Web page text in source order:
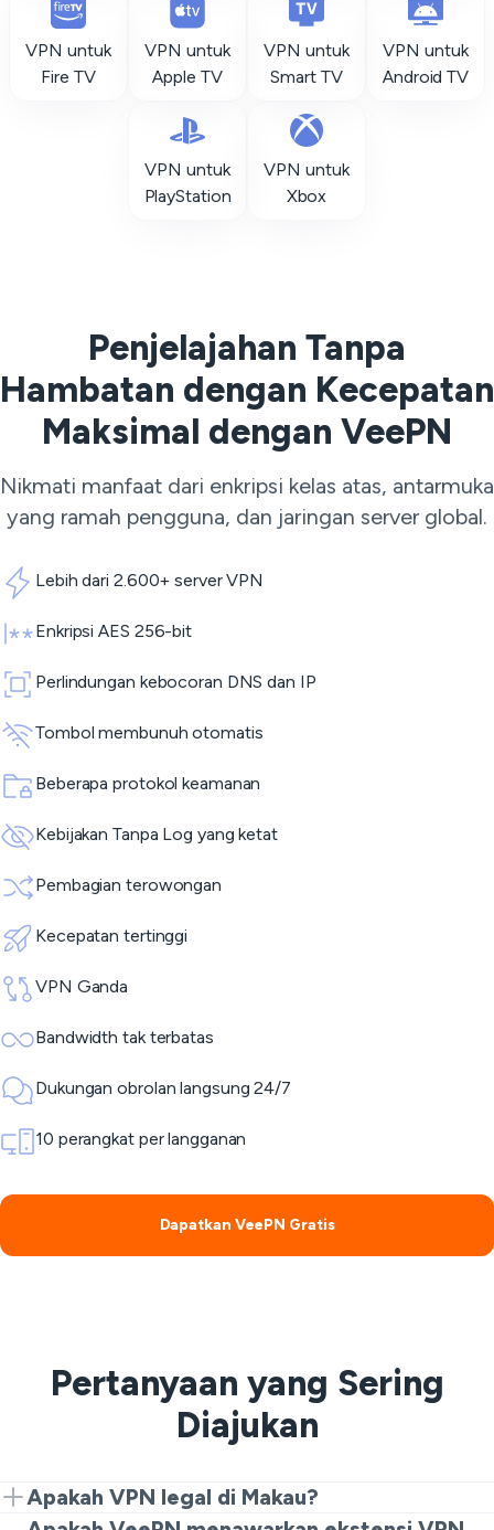
VPN untuk
Fire TV
VPN untuk
Apple TV
VPN untuk
Smart TV
VPN untuk
Android TV
VPN untuk
PlayStation
VPN untuk
Xbox
Penjelajahan Tanpa
Hambatan dengan Kecepatan
Maksimal dengan VeePN
Nikmati manfaat dari enkripsi kelas atas, antarmuka
yang ramah pengguna, dan jaringan server global.
Lebih dari 2.600+ server VPN
Enkripsi AES 256-bit
Perlindungan kebocoran DNS dan IP
Tombol membunuh otomatis
Beberapa protokol keamanan
Kebijakan Tanpa Log yang ketat
Pembagian terowongan
Kecepatan tertinggi
VPN Ganda
Bandwidth tak terbatas
Dukungan obrolan langsung 24/7
10 perangkat per langganan
Dapatkan VeePN Gratis
Pertanyaan yang Sering
Diajukan
Apakah VPN legal di Makau?
Ya, menggunakan VPN legal di Makau; tidak ada